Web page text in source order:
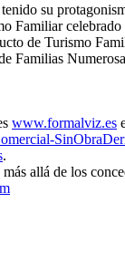
su
Familiar
de Turismo
Familias
www.formalviz.es
.
allá de los